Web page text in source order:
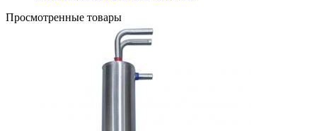
Просмотренные товары